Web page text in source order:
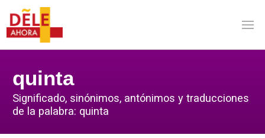
quinta
Significado, sinónimos, antónimos y traducciones
de la palabra: quinta